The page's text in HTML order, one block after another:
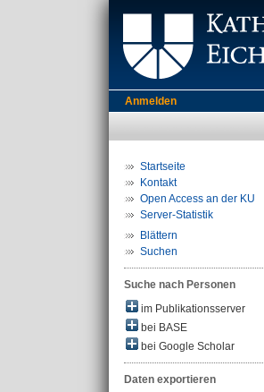
Anmelden
Startseite
Kontakt
Open Access an der KU
Server-Statistik
Blättern
Suchen
Suche nach Personen
im Publikationsserver
bei BASE
bei Google Scholar
Daten exportieren